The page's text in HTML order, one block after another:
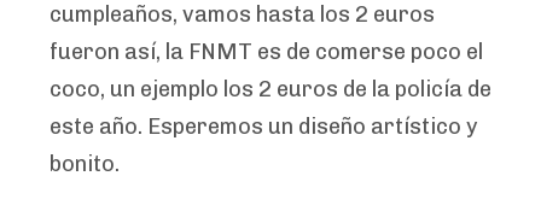
cumpleaños, vamos hasta los 2 euros
fueron así, la FNMT es de comerse poco el
coco, un ejemplo los 2 euros de la policía de
este año. Esperemos un diseño artístico y
bonito.